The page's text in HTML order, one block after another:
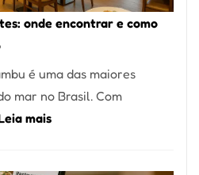
Um
Guia
para
a
Alta
onde encontrar e como
é uma das maiores
mar no Brasil. Com
mais: